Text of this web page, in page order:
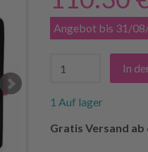
Angebot bis 31/
In
1 Auf lager
Gratis Versand ab